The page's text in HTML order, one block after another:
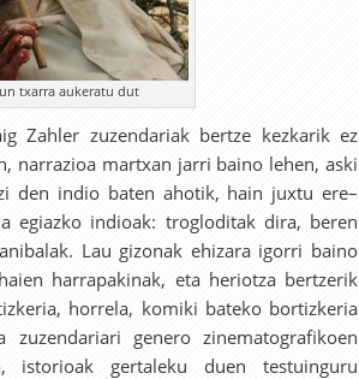
txarra aukeratu dut
Zahler zuzendariak bertze kezkarik ez
narrazioa martxan jarri baino lehen, aski
den indio baten ahotik, hain juxtu ere–
egiazko indioak: trogloditak dira, beren
Lau gizonak ehizara igorri baino
harrapakinak, eta heriotza bertzerik
horrela, komiki bateko bortizkeria
genero zinematografikoen
istorioak gertaleku duen testuinguru